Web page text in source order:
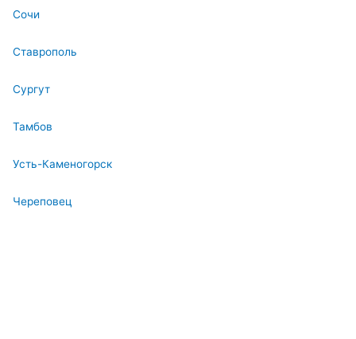
Сочи
Ставрополь
Сургут
Тамбов
Усть-Каменогорск
Череповец